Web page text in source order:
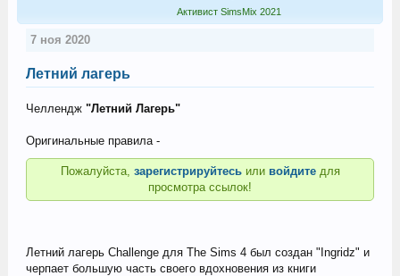
Активист SimsMix 2021
7 ноя 2020
Летний лагерь
Челлендж "Летний Лагерь"
Оригинальные правила -
Пожалуйста, зарегистрируйтесьили войдите для
просмотра ссылок!
Летний лагерь Challenge для The Sims 4 был создан "Ingridz" и
черпает большую часть своего вдохновения из книги